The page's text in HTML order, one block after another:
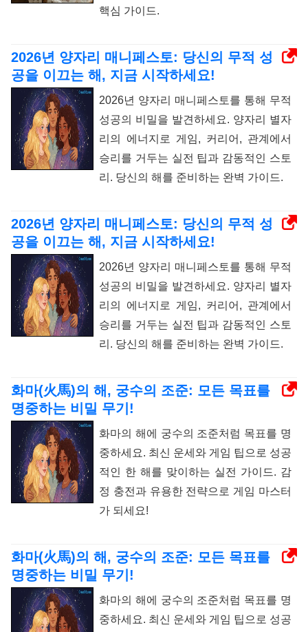
핵심 가이드.
2026년 양자리 매니페스토: 당신의 무적 성
공을 이끄는 해, 지금 시작하세요!
2026년 양자리 매니페스토를 통해 무적
성공의 비밀을 발견하세요. 양자리 별자
리의 에너지로 게임, 커리어, 관계에서
승리를 거두는 실전 팁과 감동적인 스토
리. 당신의 해를 준비하는 완벽 가이드.
2026년 양자리 매니페스토: 당신의 무적 성
공을 이끄는 해, 지금 시작하세요!
2026년 양자리 매니페스토를 통해 무적
성공의 비밀을 발견하세요. 양자리 별자
리의 에너지로 게임, 커리어, 관계에서
승리를 거두는 실전 팁과 감동적인 스토
리. 당신의 해를 준비하는 완벽 가이드.
화마(火馬)의 해, 궁수의 조준: 모든 목표를
명중하는 비밀 무기!
화마의 해에 궁수의 조준처럼 목표를 명
중하세요. 최신 운세와 게임 팁으로 성공
적인 한 해를 맞이하는 실전 가이드. 감
정 충전과 유용한 전략으로 게임 마스터
가 되세요!
화마(火馬)의 해, 궁수의 조준: 모든 목표를
명중하는 비밀 무기!
화마의 해에 궁수의 조준처럼 목표를 명
중하세요. 최신 운세와 게임 팁으로 성공